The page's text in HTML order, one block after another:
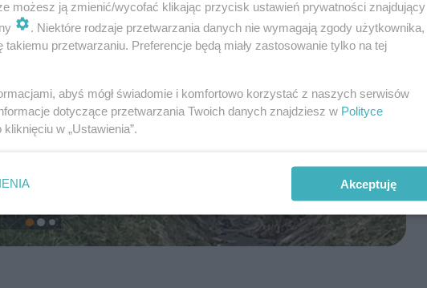
możesz ją zmienić/wycofać klikając przycisk ustawień prywatności znajdujący
. Niektóre rodzaje przetwarzania danych nie wymagają zgody użytkownika,
przetwarzaniu. Preferencje będą miały zastosowanie tylko na tej
abyś mógł świadomie i komfortowo korzystać z naszych serwisów
dotyczące przetwarzania Twoich danych znajdziesz w Polityce
kliknięciu w „Ustawienia”.
Akceptuję